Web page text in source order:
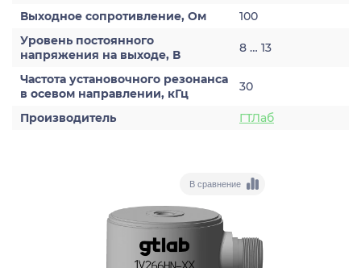
Выходное сопротивление, Ом
100
Уровень постоянного
напряжения на выходе, В
8 … 13
Частота установочного резонанса
в осевом направлении, кГц
30
Производитель ГТЛаб
В сравнение